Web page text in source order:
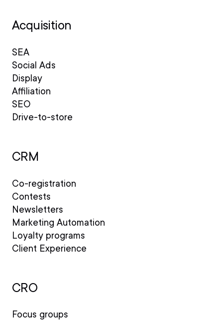
Acquisition
SEA
Social Ads
Display
Affiliation
SEO
Drive-to-store
CRM
Co-registration
Contests
Newsletters
Marketing Automation
Loyalty programs
Client Experience
CRO
Focus groups